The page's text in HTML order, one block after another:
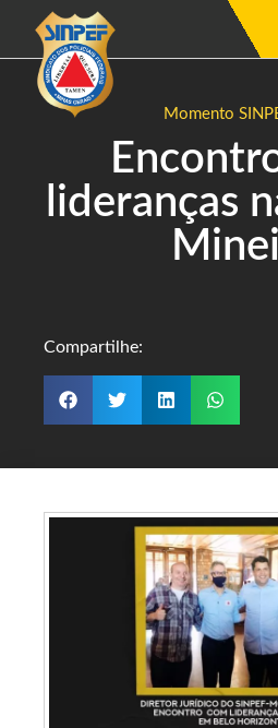
Momento
lideranças
Compartilhe: